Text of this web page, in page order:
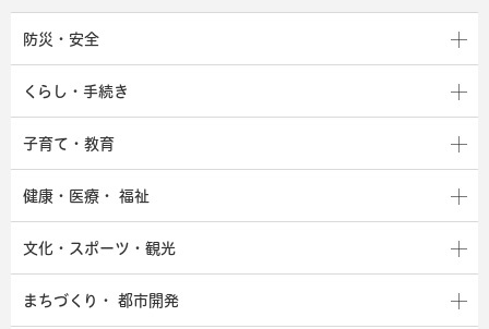
防災・安全
くらし・手続き
子育て・教育
健康・医療・ 福祉
文化・スポーツ・観光
まちづくり・ 都市開発